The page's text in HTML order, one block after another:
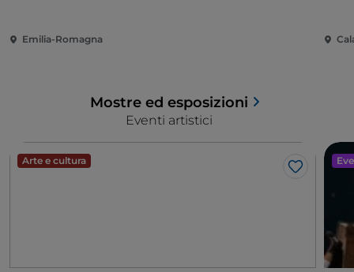
Emilia-Romagna
Eventi artistici
Mostre ed esposizioni
Arte e cultura
Like